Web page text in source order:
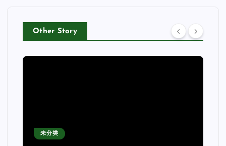
Other Story
未分类